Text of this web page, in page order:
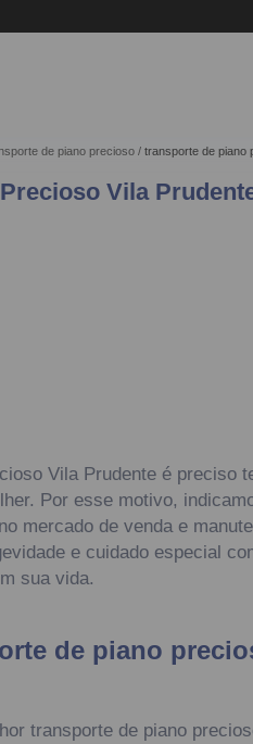
de piano precioso transporte de piano
Vila
Vila Prudente é preciso
Por esse motivo,
mercado de venda e
e cuidado especial
sua vida.
de piano
transporte de piano